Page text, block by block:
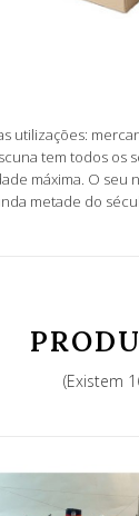
utilizações:
tem todos
máxima. O
metade do
(Existem